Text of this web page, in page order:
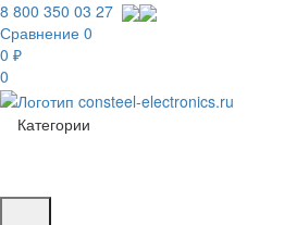
8 800 350 03 27
Сравнение 0
0 ₽
0
Категории